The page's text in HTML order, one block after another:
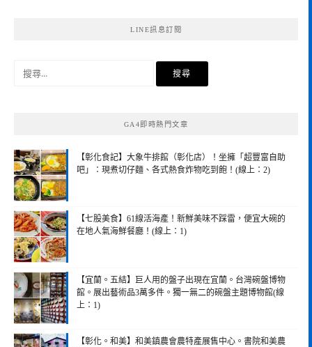
LINE訊息訂閱
GA4即時熱門文章
【彰化食記】大象牛排館（彰化店）！坐擁「超豐富自助
吧」：現煮切仔麵、各式熱食炸物吃到飽！(線上：2)
【七股美食】61線活海產！新鮮美味不踩雷，便宜大碗的
在地人氣海鮮餐廳！(線上：1)
【宜蘭。五結】巨人用的盤子出現在宜蘭。台灣碗盤博物
館。展出藝術品3萬多件。獨一無二的碗盤主題博物館(線
上：1)
【彰化。和美】和美鎮農會農特產展售中心。書院和美農